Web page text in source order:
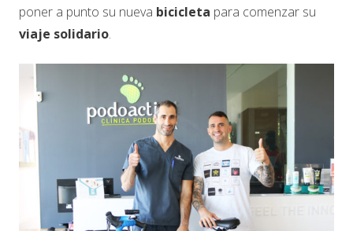
poner a punto su nueva bicicleta para comenzar su
viaje solidario.